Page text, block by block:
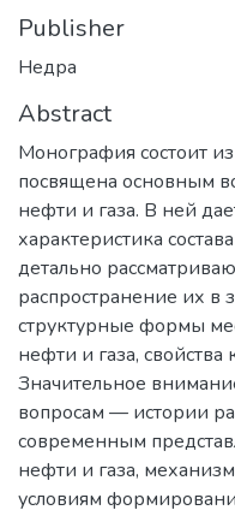
Publisher
Недра
Abstract
Монография состоит
посвящена основным
нефти и газа. В ней
характеристика
детально
распространение их в
структурные формы
нефти и газа,
Значительное
вопросам — истории
современным
нефти и газа,
условиям